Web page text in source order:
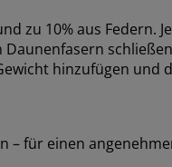
zu 10% aus Federn.
hinzufügen und
für einen